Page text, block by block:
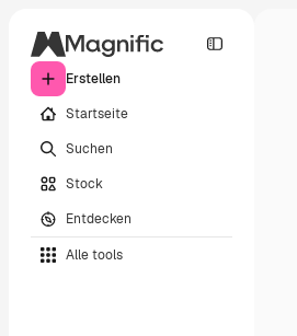
Erstellen
Startseite
Suchen
Stock
Entdecken
Alle tools